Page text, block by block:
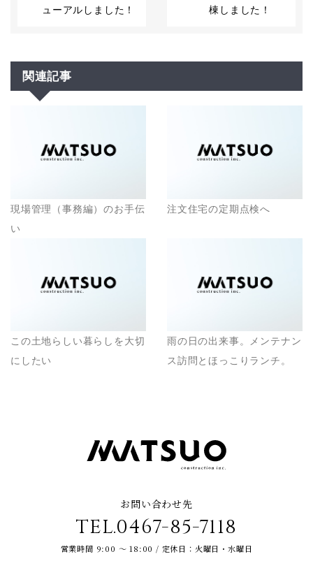
ューアルしました！
棟しました！
関連記事
現場管理（事務編）のお手伝
い
注文住宅の定期点検へ
この土地らしい暮らしを大切
にしたい
雨の日の出来事。メンテナン
ス訪問とほっこりランチ。
お問い合わせ先
TEL.0467-85-7118
営業時間 9:00 ～ 18:00 / 定休日：火曜日・水曜日